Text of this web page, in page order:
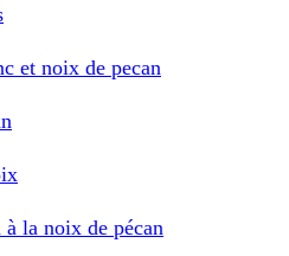
et noix de pecan
la noix de pécan